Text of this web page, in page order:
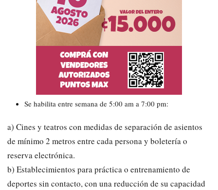
Se habilita entre semana de 5:00 am a 7:00 pm:
a) Cines y teatros con medidas de separación de asientos
de mínimo 2 metros entre cada persona y boletería o
reserva electrónica.
b) Establecimientos para práctica o entrenamiento de
deportes sin contacto, con una reducción de su capacidad